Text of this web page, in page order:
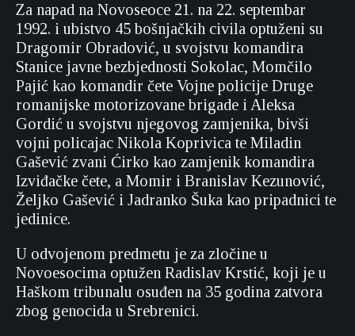
Za napad na Novoseoce 21. na 22. septembar
1992. i ubistvo 45 bošnjačkih civila optuženi su
Dragomir Obradović, u svojstvu komandira
Stanice javne bezbjednosti Sokolac, Momčilo
Pajić kao komandir čete Vojne policije Druge
romanijske motorizovane brigade i Aleksa
Gordić u svojstvu njegovog zamjenika, bivši
vojni policajac Nikola Koprivica te Miladin
Gašević zvani Ćirko kao zamjenik komandira
Izviđačke čete, a Momir i Branislav Kezunović,
Željko Gašević i Jadranko Šuka kao pripadnici te
jedinice.
U odvojenom predmetu je za zločine u
Novoesocima optužen Radislav Krstić, koji je u
Haškom tribunalu osuđen na 35 godina zatvora
zbog genocida u Srebrenici.